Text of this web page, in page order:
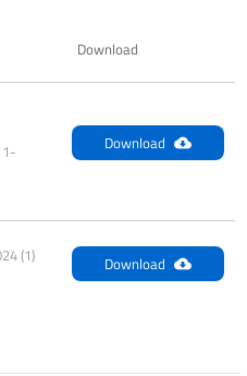
Download
Download
(1)
Download